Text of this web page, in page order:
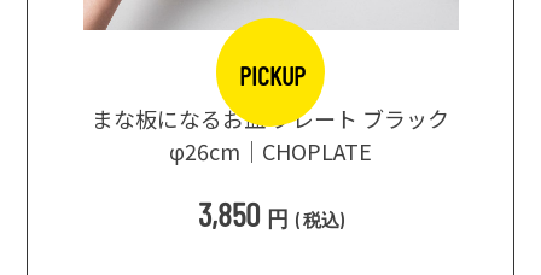
PICKUP
まな板になるお皿 プレート ブラック
φ26cm｜CHOPLATE
3,850 円 (税込)